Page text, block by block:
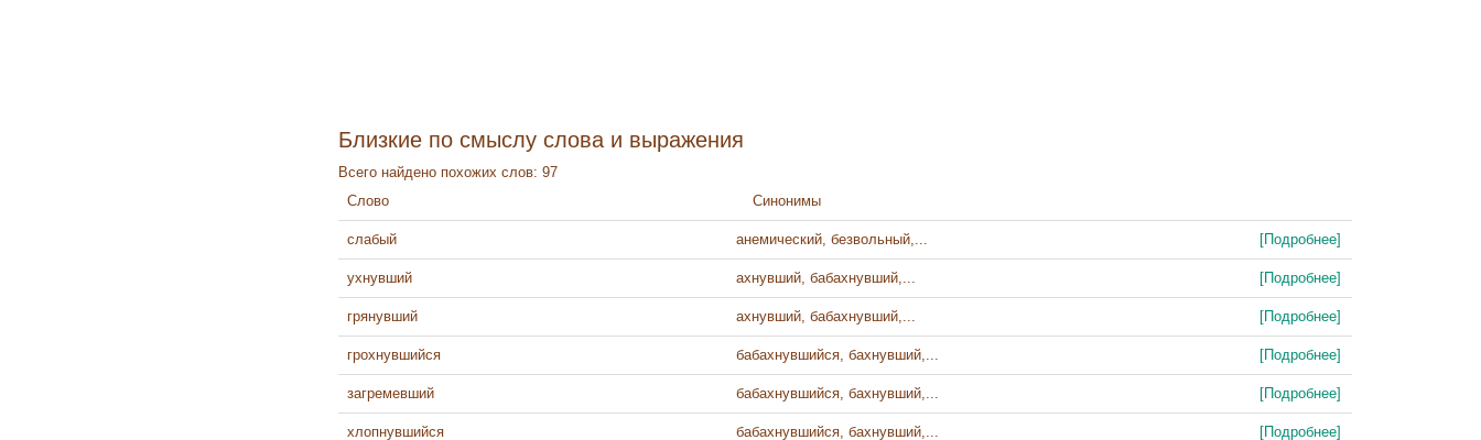
Близкие по смыслу слова и выражения
Всего найдено похожих слов: 97
Слово
Синонимы
слабый анемический, безвольный,... [Подробнее]
ухнувший ахнувший, бабахнувший,... [Подробнее]
грянувший ахнувший, бабахнувший,... [Подробнее]
грохнувшийся бабахнувшийся, бахнувший,... [Подробнее]
загремевший бабахнувшийся, бахнувший,... [Подробнее]
хлопнувшийся бабахнувшийся, бахнувший,... [Подробнее]